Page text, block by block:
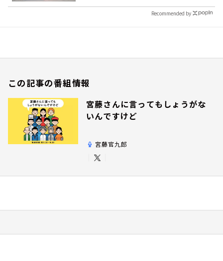
Recommended by
この記事の番組情報
宮藤さんに言ってもしょうがな
いんですけど
宮藤官九郎